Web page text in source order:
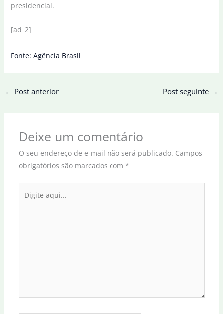
presidencial.
[ad_2]
Fonte: Agência Brasil
← Post anterior Post seguinte →
Deixe um comentário
O seu endereço de e-mail não será publicado. Campos
obrigatórios são marcados com *
aqui...